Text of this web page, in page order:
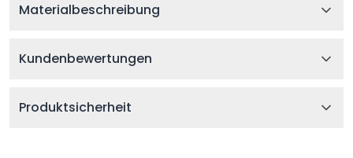
Materialbeschreibung
Kundenbewertungen
Produktsicherheit